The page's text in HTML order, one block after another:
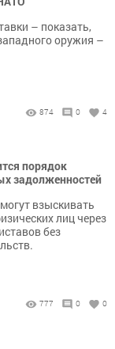
– показать,
оружия –
874 0 4
порядок
задолженностей
взыскивать
лиц через
без
777 0 0